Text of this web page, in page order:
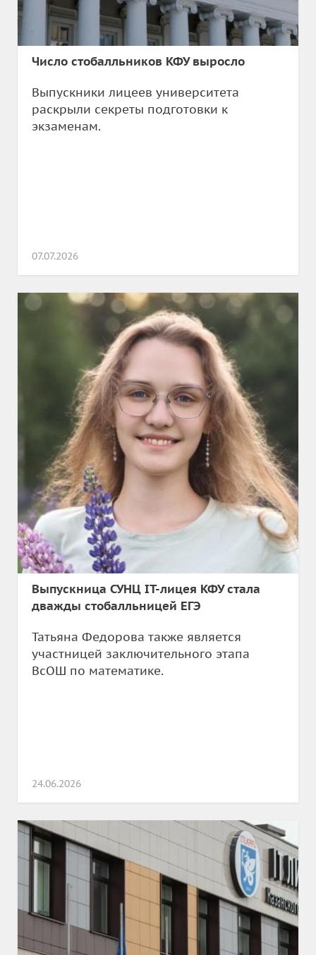
Число стобалльников КФУ выросло
Выпускники лицеев университета
раскрыли секреты подготовки к
экзаменам.
07.07.2026
Выпускница СУНЦ IT-лицея КФУ стала
дважды стобалльницей ЕГЭ
Татьяна Федорова также является
участницей заключительного этапа
ВсОШ по математике.
24.06.2026